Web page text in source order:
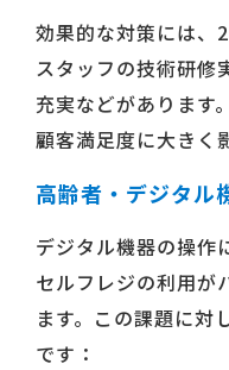
効果的な対策には、
スタッフの技術研修
充実などがあります
顧客満足度に大きく
高齢者・デジタル
デジタル機器の操作
セルフレジの利用が
ます。この課題に対
です：